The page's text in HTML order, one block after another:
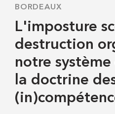
BORDEAUX
L'imposture
destruction
notre
la doctrine